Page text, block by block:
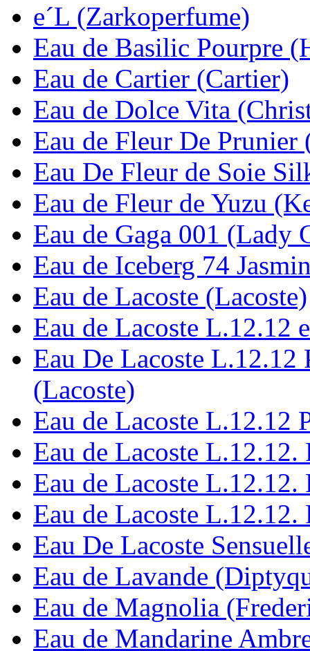
e´L (Zarkoperfume)
Eau de Basilic Pourpre
Eau de Cartier (Cartier)
Eau de Dolce Vita
Eau de Fleur De Prunier
Eau De Fleur de Soie
Eau de Fleur de Yuzu
Eau de Gaga 001 (Lady
Eau de Iceberg 74
Eau de Lacoste (Lacoste)
Eau de Lacoste L.12.12
Eau De Lacoste L.12.12
(Lacoste)
Eau de Lacoste L.12.12
Eau de Lacoste
Eau de Lacoste
Eau de Lacoste
Eau De Lacoste
Eau de Lavande
Eau de Magnolia
Eau de Mandarine